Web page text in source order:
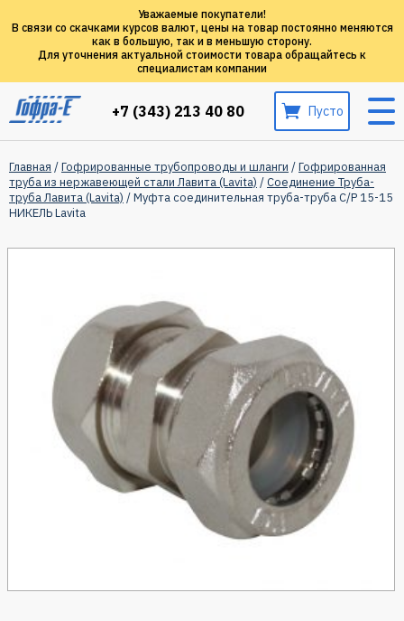
Уважаемые покупатели!
В связи со скачками курсов валют, цены на товар постоянно меняются
как в большую, так и в меньшую сторону.
Для уточнения актуальной стоимости товара обращайтесь к
специалистам компании
+7 (343) 213 40 80 Пусто
Главная /Гофрированные трубопроводы и шланги /Гофрированная
труба из нержавеющей стали Лавита (Lavita) /Соединение Труба-
труба Лавита (Lavita) / Муфта соединительная труба-труба C/P 15-15
НИКЕЛЬ Lavita